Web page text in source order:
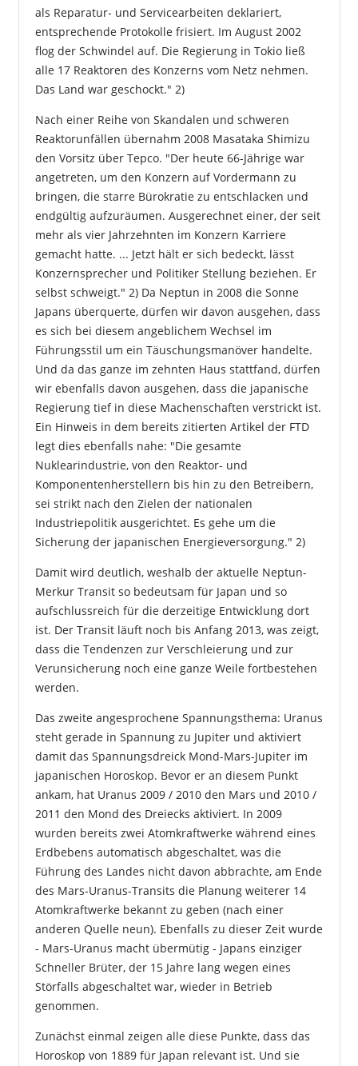
als Reparatur- und Servicearbeiten deklariert,
entsprechende Protokolle frisiert. Im August 2002
flog der Schwindel auf. Die Regierung in Tokio ließ
alle 17 Reaktoren des Konzerns vom Netz nehmen.
Das Land war geschockt." 2)
Nach einer Reihe von Skandalen und schweren
Reaktorunfällen übernahm 2008 Masataka Shimizu
den Vorsitz über Tepco. "Der heute 66-Jährige war
angetreten, um den Konzern auf Vordermann zu
bringen, die starre Bürokratie zu entschlacken und
endgültig aufzuräumen. Ausgerechnet einer, der seit
mehr als vier Jahrzehnten im Konzern Karriere
gemacht hatte. ... Jetzt hält er sich bedeckt, lässt
Konzernsprecher und Politiker Stellung beziehen. Er
selbst schweigt." 2) Da Neptun in 2008 die Sonne
Japans überquerte, dürfen wir davon ausgehen, dass
es sich bei diesem angeblichem Wechsel im
Führungsstil um ein Täuschungsmanöver handelte.
Und da das ganze im zehnten Haus stattfand, dürfen
wir ebenfalls davon ausgehen, dass die japanische
Regierung tief in diese Machenschaften verstrickt ist.
Ein Hinweis in dem bereits zitierten Artikel der FTD
legt dies ebenfalls nahe: "Die gesamte
Nuklearindustrie, von den Reaktor- und
Komponentenherstellern bis hin zu den Betreibern,
sei strikt nach den Zielen der nationalen
Industriepolitik ausgerichtet. Es gehe um die
Sicherung der japanischen Energieversorgung." 2)
Damit wird deutlich, weshalb der aktuelle Neptun-
Merkur Transit so bedeutsam für Japan und so
aufschlussreich für die derzeitige Entwicklung dort
ist. Der Transit läuft noch bis Anfang 2013, was zeigt,
dass die Tendenzen zur Verschleierung und zur
Verunsicherung noch eine ganze Weile fortbestehen
werden.
Das zweite angesprochene Spannungsthema: Uranus
steht gerade in Spannung zu Jupiter und aktiviert
damit das Spannungsdreick Mond-Mars-Jupiter im
japanischen Horoskop. Bevor er an diesem Punkt
ankam, hat Uranus 2009 / 2010 den Mars und 2010 /
2011 den Mond des Dreiecks aktiviert. In 2009
wurden bereits zwei Atomkraftwerke während eines
Erdbebens automatisch abgeschaltet, was die
Führung des Landes nicht davon abbrachte, am Ende
des Mars-Uranus-Transits die Planung weiterer 14
Atomkraftwerke bekannt zu geben (nach einer
anderen Quelle neun). Ebenfalls zu dieser Zeit wurde
- Mars-Uranus macht übermütig - Japans einziger
Schneller Brüter, der 15 Jahre lang wegen eines
Störfalls abgeschaltet war, wieder in Betrieb
genommen.
Zunächst einmal zeigen alle diese Punkte, dass das
Horoskop von 1889 für Japan relevant ist. Und sie